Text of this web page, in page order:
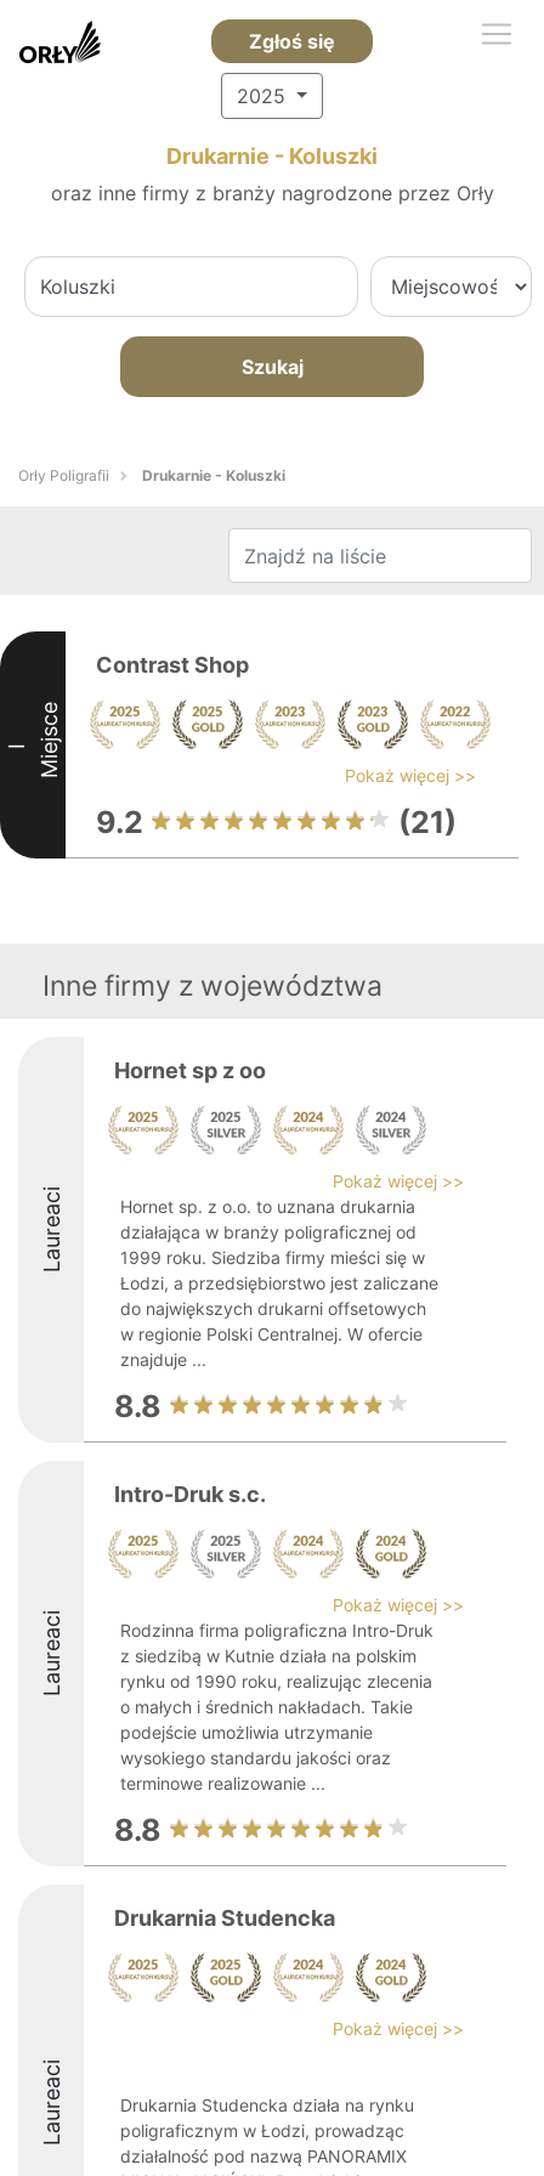
Zgłoś się
2025
Drukarnie - Koluszki
oraz inne firmy z branży nagrodzone przez Orły
Szukaj
Orły Poligrafii Drukarnie - Koluszki
I Miejsce
Contrast Shop
Pokaż więcej >>
9.2 (21)
Inne firmy z województwa
Laureaci
Hornet sp z oo
Pokaż więcej >>
Hornet sp. z o.o. to uznana drukarnia
działająca w branży poligraficznej od
1999 roku. Siedziba firmy mieści się w
Łodzi, a przedsiębiorstwo jest zaliczane
do największych drukarni offsetowych
w regionie Polski Centralnej. W ofercie
znajduje ...
8.8
Laureaci
Intro-Druk s.c.
Pokaż więcej >>
Rodzinna firma poligraficzna Intro-Druk
z siedzibą w Kutnie działa na polskim
rynku od 1990 roku, realizując zlecenia
o małych i średnich nakładach. Takie
podejście umożliwia utrzymanie
wysokiego standardu jakości oraz
terminowe realizowanie ...
8.8
Laureaci
Drukarnia Studencka
Pokaż więcej >>
Drukarnia Studencka działa na rynku
poligraficznym w Łodzi, prowadząc
działalność pod nazwą PANORAMIX